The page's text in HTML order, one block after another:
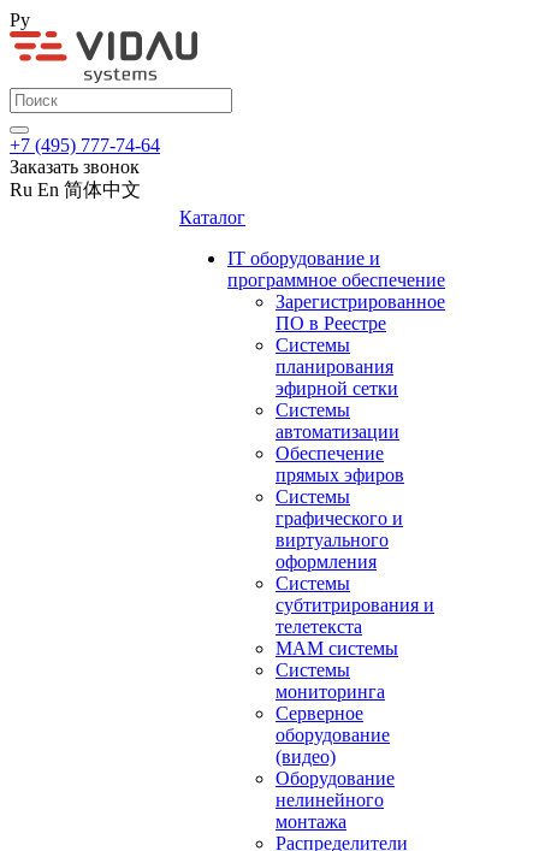
Ру
+7 (495) 777-74-64
Заказать звонок
Ru En 简体中文
Каталог
IT оборудование и
программное обеспечение
Зарегистрированное
ПО в Реестре
Системы
планирования
эфирной сетки
Системы
автоматизации
Обеспечение
прямых эфиров
Системы
графического и
виртуального
оформления
Системы
субтитрирования и
телетекста
MAM системы
Системы
мониторинга
Серверное
оборудование
(видео)
Оборудование
нелинейного
монтажа
Распределители